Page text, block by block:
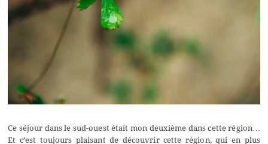
Ce séjour dans le sud-ouest était mon deuxième dans cette région…
Et c’est toujours plaisant de découvrir cette région, qui en plus